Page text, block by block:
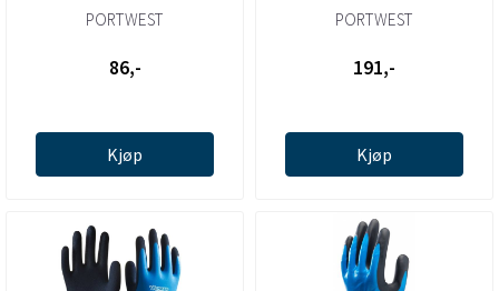
PORTWEST
86,-
Kjøp
PORTWEST
191,-
Kjøp